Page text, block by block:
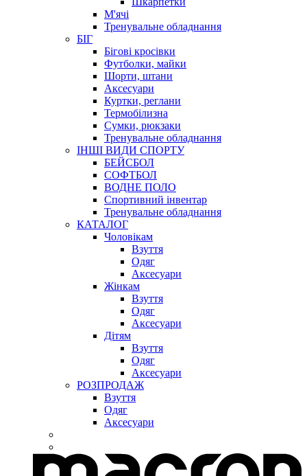
М'ячі
Тренувальне обладнання
БІГ
Бігові кросівки
Футболки, майки
Шорти, штани
Аксесуари
Куртки, реглани
Термобілизна
Сумки, рюкзаки
Тренувальне обладнання
ІНШІ ВИДИ СПОРТУ
БЕЙСБОЛ
СОФТБОЛ
ВОДНЕ ПОЛО
Спортивний інвентар
Тренувальне обладнання
КАТАЛОГ
Чоловікам
Взуття
Одяг
Аксесуари
Жінкам
Взуття
Одяг
Аксесуари
Дітям
Взуття
Одяг
Аксесуари
РОЗПРОДАЖ
Взуття
Одяг
Аксесуари